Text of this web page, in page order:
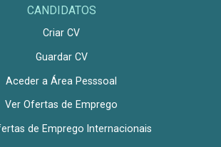
CANDIDATOS
Criar CV
Guardar CV
Aceder a Área Pesssoal
Ver Ofertas de Emprego
de Emprego Internacionais